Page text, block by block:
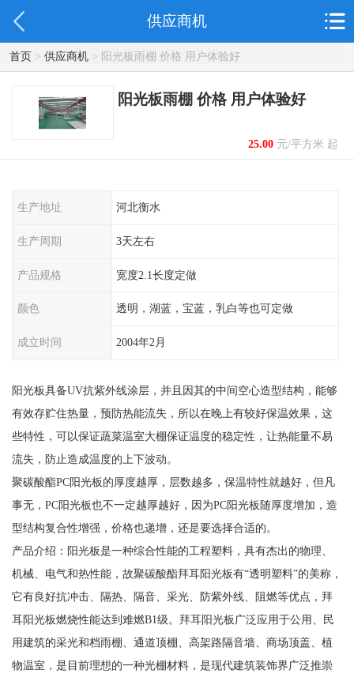
供应商机
首页> 供应商机> 阳光板雨棚 价格 用户体验好
阳光板雨棚 价格 用户体验好
25.00元/平方米 起
生产地址 河北衡水
生产周期 3天左右
产品规格 宽度2.1长度定做
颜色 透明，湖蓝，宝蓝，乳白等也可定做
成立时间 2004年2月
阳光板具备UV抗紫外线涂层，并且因其的中间空心造型结构，能够
有效存贮住热量，预防热能流失，所以在晚上有较好保温效果，这
些特性，可以保证蔬菜温室大棚保证温度的稳定性，让热能量不易
流失，防止造成温度的上下波动。
聚碳酸酯PC阳光板的厚度越厚，层数越多，保温特性就越好，但凡
事无，PC阳光板也不一定越厚越好，因为PC阳光板随厚度增加，造
型结构复合性增强，价格也递增，还是要选择合适的。
产品介绍：阳光板是一种综合性能的工程塑料，具有杰出的物理、
机械、电气和热性能，故聚碳酸酯拜耳阳光板有“透明塑料”的美称，
它有良好抗冲击、隔热、隔音、采光、防紫外线、阻燃等优点，拜
耳阳光板燃烧性能达到难燃B1级。拜耳阳光板广泛应用于公用、民
用建筑的采光和档雨棚、通道顶棚、高架路隔音墙、商场顶盖、植
物温室，是目前理想的一种光棚材料，是现代建筑装饰界广泛推崇